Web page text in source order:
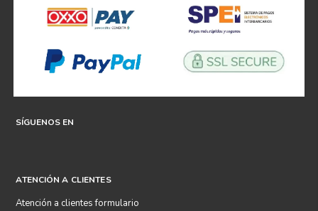
SÍGUENOS EN
ATENCIÓN A CLIENTES
Atención a clientes formulario